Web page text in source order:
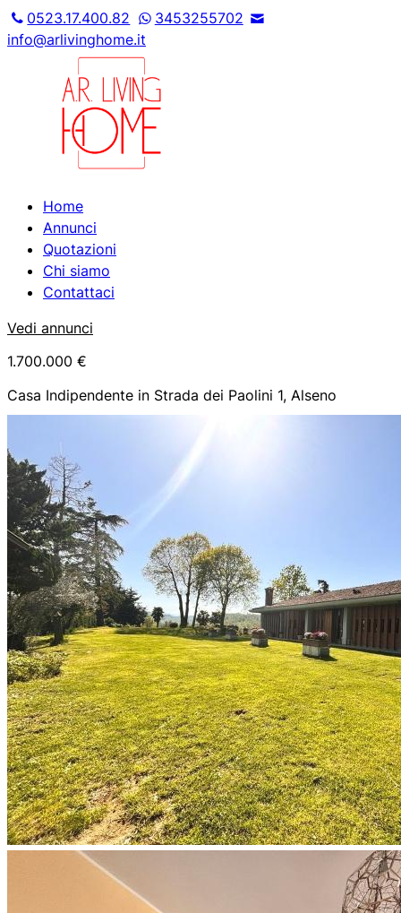
0523.17.400.82
3453255702
info@arlivinghome.it
Home
Annunci
Quotazioni
Chi siamo
Contattaci
Vedi annunci
1.700.000 €
Casa Indipendente in Strada dei Paolini 1, Alseno